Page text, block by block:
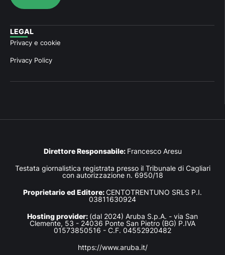
LEGAL
Privacy e cookie
Privacy Policy
Direttore Responsabile: Francesco Aresu
Testata giornalistica registrata presso il Tribunale di Cagliari
con autorizzazione n. 6950/18
Proprietario ed Editore:CENTOTRENTUNO SRLS P.I.
03811630924
Hosting provider: (dal 2024) Aruba S.p.A. - via San
Clemente, 53 - 24036 Ponte San Pietro (BG) P.IVA
01573850516 - C.F. 04552920482
https://www.aruba.it/